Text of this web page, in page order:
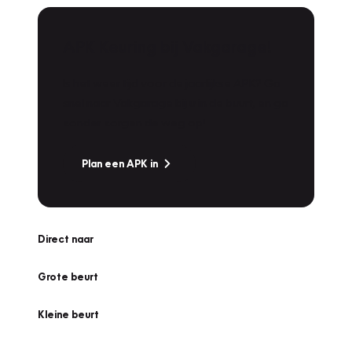
Plan een APK in
Direct naar
Grote beurt
Kleine beurt